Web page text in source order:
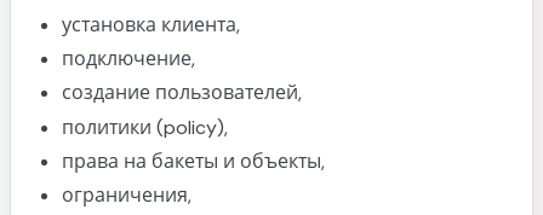
Почему нужно указывать два Resource
Загрузка policy
Назначение policy пользователю
установка клиента,
подключение,
создание пользователей,
политики (policy),
права на бакеты и объекты,
ограничения,